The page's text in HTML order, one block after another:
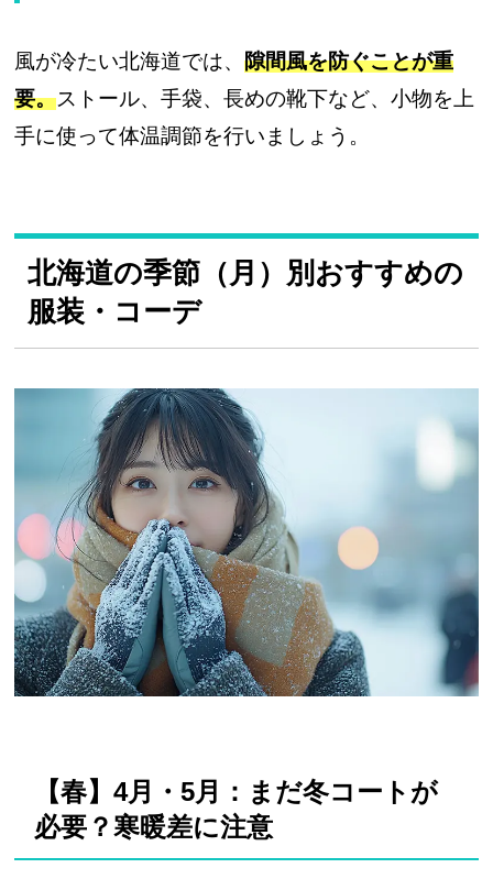
風が冷たい北海道では、隙間風を防ぐことが重
要。ストール、手袋、長めの靴下など、小物を上
手に使って体温調節を行いましょう。
北海道の季節（月）別おすすめの
服装・コーデ
【春】4月・5月：まだ冬コートが
必要？寒暖差に注意